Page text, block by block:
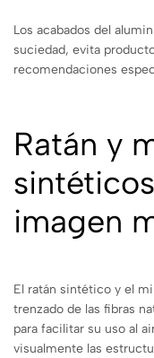
Los acabados del
suciedad, evita
recomendaciones
Ratán y
imagen
El ratán sintético y el
trenzado de las fibras
para facilitar su uso al
visualmente las